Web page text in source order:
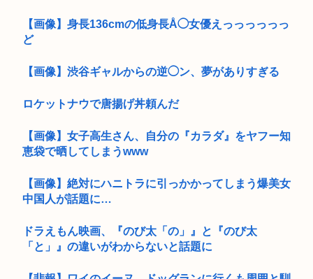
【画像】身長136cmの低身長Å◯女優えっっっっっっ
ど
【画像】渋谷ギャルからの逆◯ン、夢がありすぎる
ロケットナウで唐揚げ丼頼んだ
【画像】女子高生さん、自分の『カラダ』をヤフー知
恵袋で晒してしまうwww
【画像】絶対にハニトラに引っかかってしまう爆美女
中国人が話題に…
ドラえもん映画、『のび太「の」』と『のび太
「と」』の違いがわからないと話題に